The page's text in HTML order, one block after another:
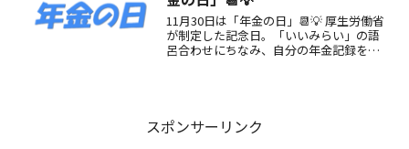
11月30日は「年金の日」📆💡 厚生労働省
が制定した記念日。「いいみらい」の語
呂合わせにちなみ、自分の年金記録を確
スポンサーリンク